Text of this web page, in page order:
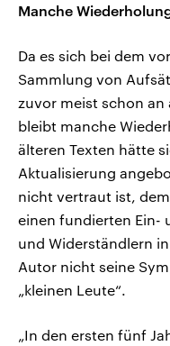
Manche
Da es sich bei dem
Sammlung von
zuvor meist schon an
bleibt manche
älteren Texten hätte
Aktualisierung
nicht vertraut ist,
einen fundierten Ein-
und Widerständlern
Autor nicht seine
„kleinen Leute“.
„In den ersten fünf